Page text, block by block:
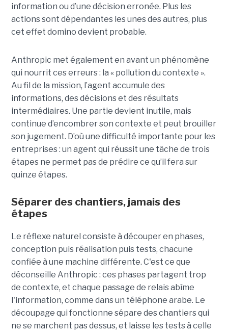
information ou d’une décision erronée. Plus les
actions sont dépendantes les unes des autres, plus
cet effet domino devient probable.
Anthropic met également en avant un phénomène
qui nourrit ces erreurs : la « pollution du contexte ».
Au fil de la mission, l’agent accumule des
informations, des décisions et des résultats
intermédiaires. Une partie devient inutile, mais
continue d’encombrer son contexte et peut brouiller
son jugement. D’où une difficulté importante pour les
entreprises : un agent qui réussit une tâche de trois
étapes ne permet pas de prédire ce qu’il fera sur
quinze étapes.
Séparer des chantiers, jamais des
étapes
Le réflexe naturel consiste à découper en phases,
conception puis réalisation puis tests, chacune
confiée à une machine différente. C'est ce que
déconseille Anthropic : ces phases partagent trop
de contexte, et chaque passage de relais abîme
l'information, comme dans un téléphone arabe. Le
découpage qui fonctionne sépare des chantiers qui
ne se marchent pas dessus, et laisse les tests à celle